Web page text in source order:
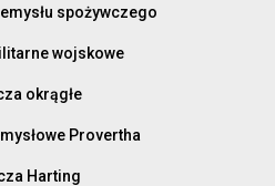
spożywczego
wojskowe
okrągłe
Provertha
Harting